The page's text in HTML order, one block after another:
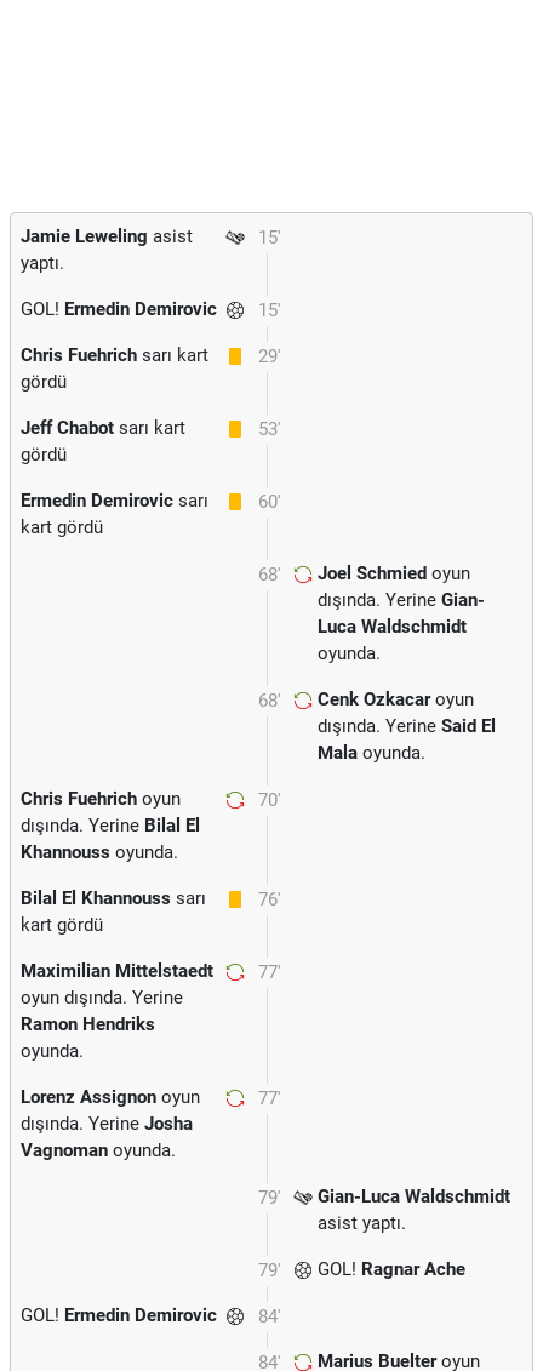
15'
Jamie Leweling asist
yaptı.
15'
GOL! Ermedin Demirovic
29'
Chris Fuehrich sarı kart
gördü
53'
Jeff Chabot sarı kart
gördü
60'
Ermedin Demirovic sarı
kart gördü
68' Joel Schmied oyun
dışında. Yerine Gian-
Luca Waldschmidt
oyunda.
68' Cenk Ozkacaroyun
dışında. Yerine Said El
Mala oyunda.
70'
Chris Fuehrich oyun
dışında. Yerine Bilal El
Khannouss oyunda.
76'
Bilal El Khannouss sarı
kart gördü
77'
Maximilian Mittelstaedt
oyun dışında. Yerine
Ramon Hendriks
oyunda.
77'
Lorenz Assignon oyun
dışında. Yerine Josha
Vagnoman oyunda.
79'
Gian-Luca Waldschmidt
asist yaptı.
79' GOL! Ragnar Ache
84'
GOL! Ermedin Demirovic
84' Marius Buelteroyun